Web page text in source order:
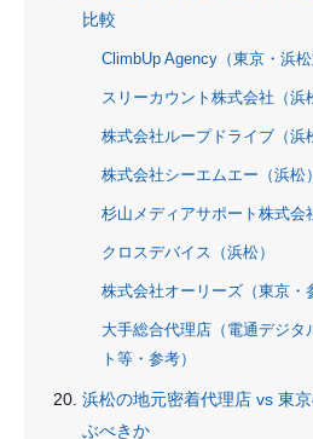
比較
ClimbUp Agency（東京・浜松
スリーカウント株式会社（浜
株式会社ループドライブ（浜
株式会社シーエムエー（浜松）
杉山メディアサポート株式会
クロスデバイス（浜松）
株式会社オーリーズ（東京・
大手総合代理店（電通デジタ
ト等・参考）
浜松の地元密着代理店 vs 東
ぶべきか